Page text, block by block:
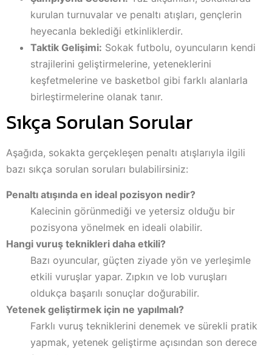
kurulan turnuvalar ve penaltı atışları, gençlerin
heyecanla beklediği etkinliklerdir.
Taktik Gelişimi: Sokak futbolu, oyuncuların kendi
strajilerini geliştirmelerine, yeteneklerini
keşfetmelerine ve basketbol gibi farklı alanlarla
birleştirmelerine olanak tanır.
Sıkça Sorulan Sorular
Aşağıda, sokakta gerçekleşen penaltı atışlarıyla ilgili
bazı sıkça sorulan soruları bulabilirsiniz:
Penaltı atışında en ideal pozisyon nedir?
Kalecinin görünmediği ve yetersiz olduğu bir
pozisyona yönelmek en ideali olabilir.
Hangi vuruş teknikleri daha etkili?
Bazı oyuncular, güçten ziyade yön ve yerleşimle
etkili vuruşlar yapar. Zıpkın ve lob vuruşları
oldukça başarılı sonuçlar doğurabilir.
Yetenek geliştirmek için ne yapılmalı?
Farklı vuruş tekniklerini denemek ve sürekli pratik
yapmak, yetenek geliştirme açısından son derece